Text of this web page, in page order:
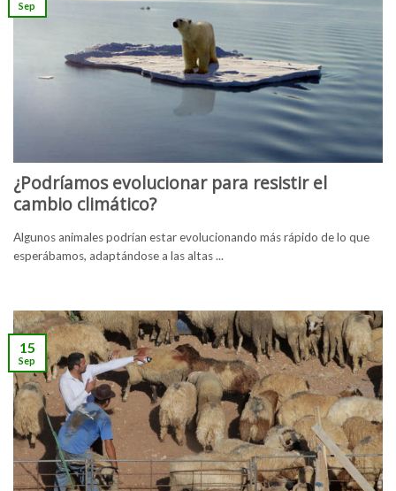
¿Podríamos evolucionar para resistir el
cambio climático?
Algunos animales podrían estar evolucionando más rápido de lo que
esperábamos, adaptándose a las altas ...
Sep
15
Sep